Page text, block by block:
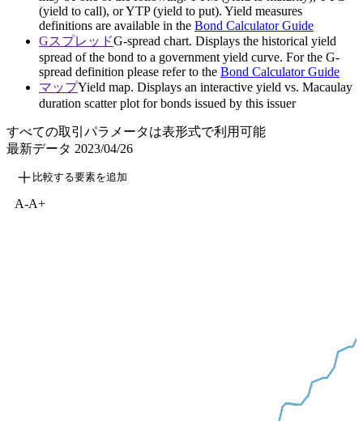
(yield to call), or YTP (yield to put). Yield measures
definitions are available in the Bond Calculator Guide
GスプレッドG-spread chart. Displays the historical yield
spread of the bond to a government yield curve. For the G-
spread definition please refer to the Bond Calculator Guide
マップYield map. Displays an interactive yield vs. Macaulay
duration scatter plot for bonds issued by this issuer
すべての取引パラメータは表形式で利用可能
最新データ 2023/04/26
比較する要素を追加